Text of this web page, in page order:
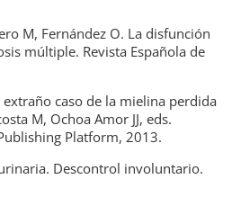
M, Fernández O. La disfunción
múltiple. Revista Española de
extraño caso de la mielina perdida
M, Ochoa Amor JJ, eds.
Platform, 2013.
Descontrol involuntario.